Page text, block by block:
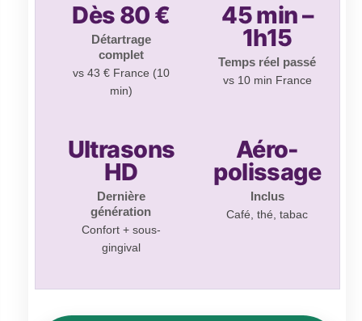
Dès 80 €
Détartrage
complet
vs 43 € France (10
min)
45 min –
1h15
Temps réel passé
vs 10 min France
Ultrasons
HD
Dernière
génération
Confort + sous-
gingival
Aéro-
polissage
Inclus
Café, thé, tabac